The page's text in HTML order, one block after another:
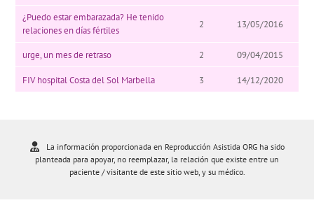
¿Puedo estar embarazada? He tenido
relaciones en días fértiles
2 13/05/2016
urge, un mes de retraso 2 09/04/2015
FIV hospital Costa del Sol Marbella 3 14/12/2020
La información proporcionada en Reproducción Asistida ORG ha sido
planteada para apoyar, no reemplazar, la relación que existe entre un
paciente / visitante de este sitio web, y su médico.